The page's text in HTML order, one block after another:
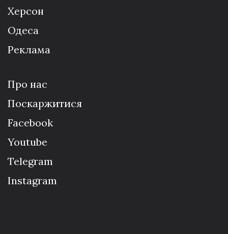
Херсон
Одеса
Реклама
Про нас
Поскаржитися
Facebook
Youtube
Telegram
Instagram